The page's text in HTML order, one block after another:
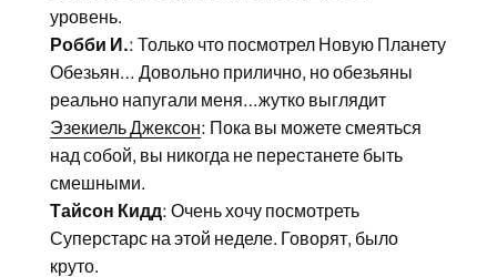
уровень.
Робби И.: Только что посмотрел Новую Планету
Обезьян… Довольно прилично, но обезьяны
реально напугали меня…жутко выглядит
Эзекиель Джексон: Пока вы можете смеяться
над собой, вы никогда не перестанете быть
смешными.
Тайсон Кидд: Очень хочу посмотреть
Суперстарс на этой неделе. Говорят, было
круто.